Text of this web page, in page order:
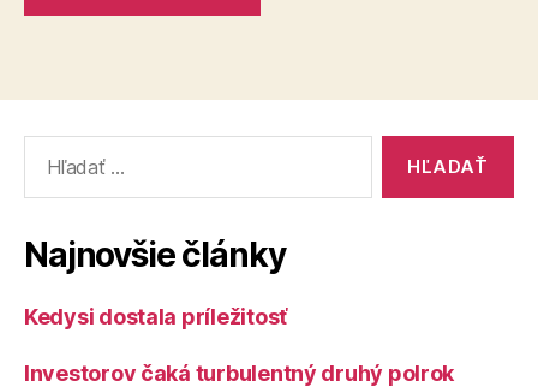
Najnovšie články
Kedysi dostala príležitosť
Investorov čaká turbulentný druhý polrok